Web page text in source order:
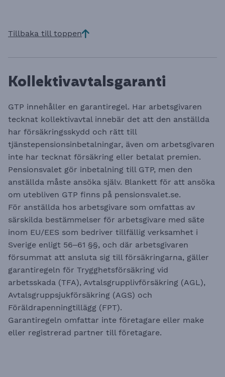
Tillbaka till toppen
Kollektivavtalsgaranti
GTP innehåller en garantiregel. Har arbetsgivaren
tecknat kollektivavtal innebär det att den anställda
har försäkringsskydd och rätt till
tjänstepensionsinbetalningar, även om arbetsgivaren
inte har tecknat försäkring eller betalat premien.
Pensionsvalet gör inbetalning till GTP, men den
anställda måste ansöka själv. Blankett för att ansöka
om utebliven GTP finns på pensionsvalet.se.
För anställda hos arbetsgivare som omfattas av
särskilda bestämmelser för arbetsgivare med säte
inom EU/EES som bedriver tillfällig verksamhet i
Sverige enligt 56–61 §§, och där arbetsgivaren
försummat att ansluta sig till försäkringarna, gäller
garantiregeln för Trygghetsförsäkring vid
arbetsskada (TFA), Avtalsgrupplivförsäkring (AGL),
Avtalsgruppsjukförsäkring (AGS) och
Föräldrapenningtillägg (FPT).
Garantiregeln omfattar inte företagare eller make
eller registrerad partner till företagare.